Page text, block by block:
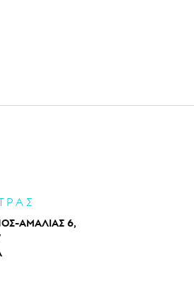
ΑΜΑΛΙΑΣ 6,